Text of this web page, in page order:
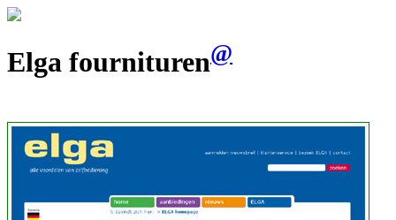
Elga fournituren@